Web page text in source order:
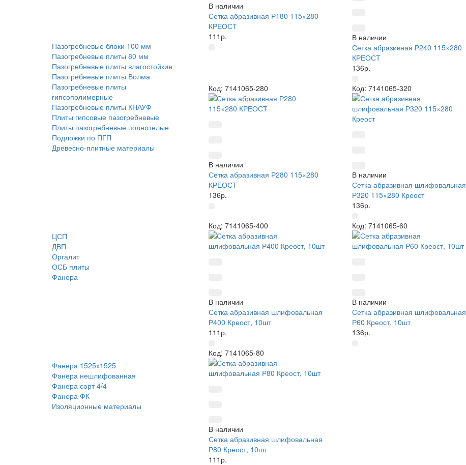
Пазогребневые блоки 100 мм
Пазогребневые плиты 80 мм
Пазогребневые плиты влагостойкие
Пазогребневые плиты Волма
Пазогребневые плиты
гипсополимерные
Пазогребневые плиты КНАУФ
Плиты гипсовые пазогребневые
Плиты пазогребневые полнотелые
Подложки по ПГП
Древесно-плитные материалы
ЦСП
ДВП
Оргалит
ОСБ плиты
Фанера
Фанера 1525х1525
Фанера нешлифованная
Фанера сорт 4/4
Фанера ФК
Изоляционные материалы
В наличии
Сетка абразивная Р180 115×280
КРЕОСТ
111р.
В наличии
Сетка абразивная Р240 115×280
КРЕОСТ
136р.
Код: 7141065-280
В наличии
Сетка абразивная Р280 115×280
КРЕОСТ
136р.
Код: 7141065-320
В наличии
Сетка абразивная шлифовальная
Р320 115×280 Креост
136р.
Код: 7141065-400
В наличии
Сетка абразивная шлифовальная
Р400 Креост, 10шт
111р.
Код: 7141065-60
В наличии
Сетка абразивная шлифовальная
Р60 Креост, 10шт
136р.
Код: 7141065-80
В наличии
Сетка абразивная шлифовальная
Р80 Креост, 10шт
111р.